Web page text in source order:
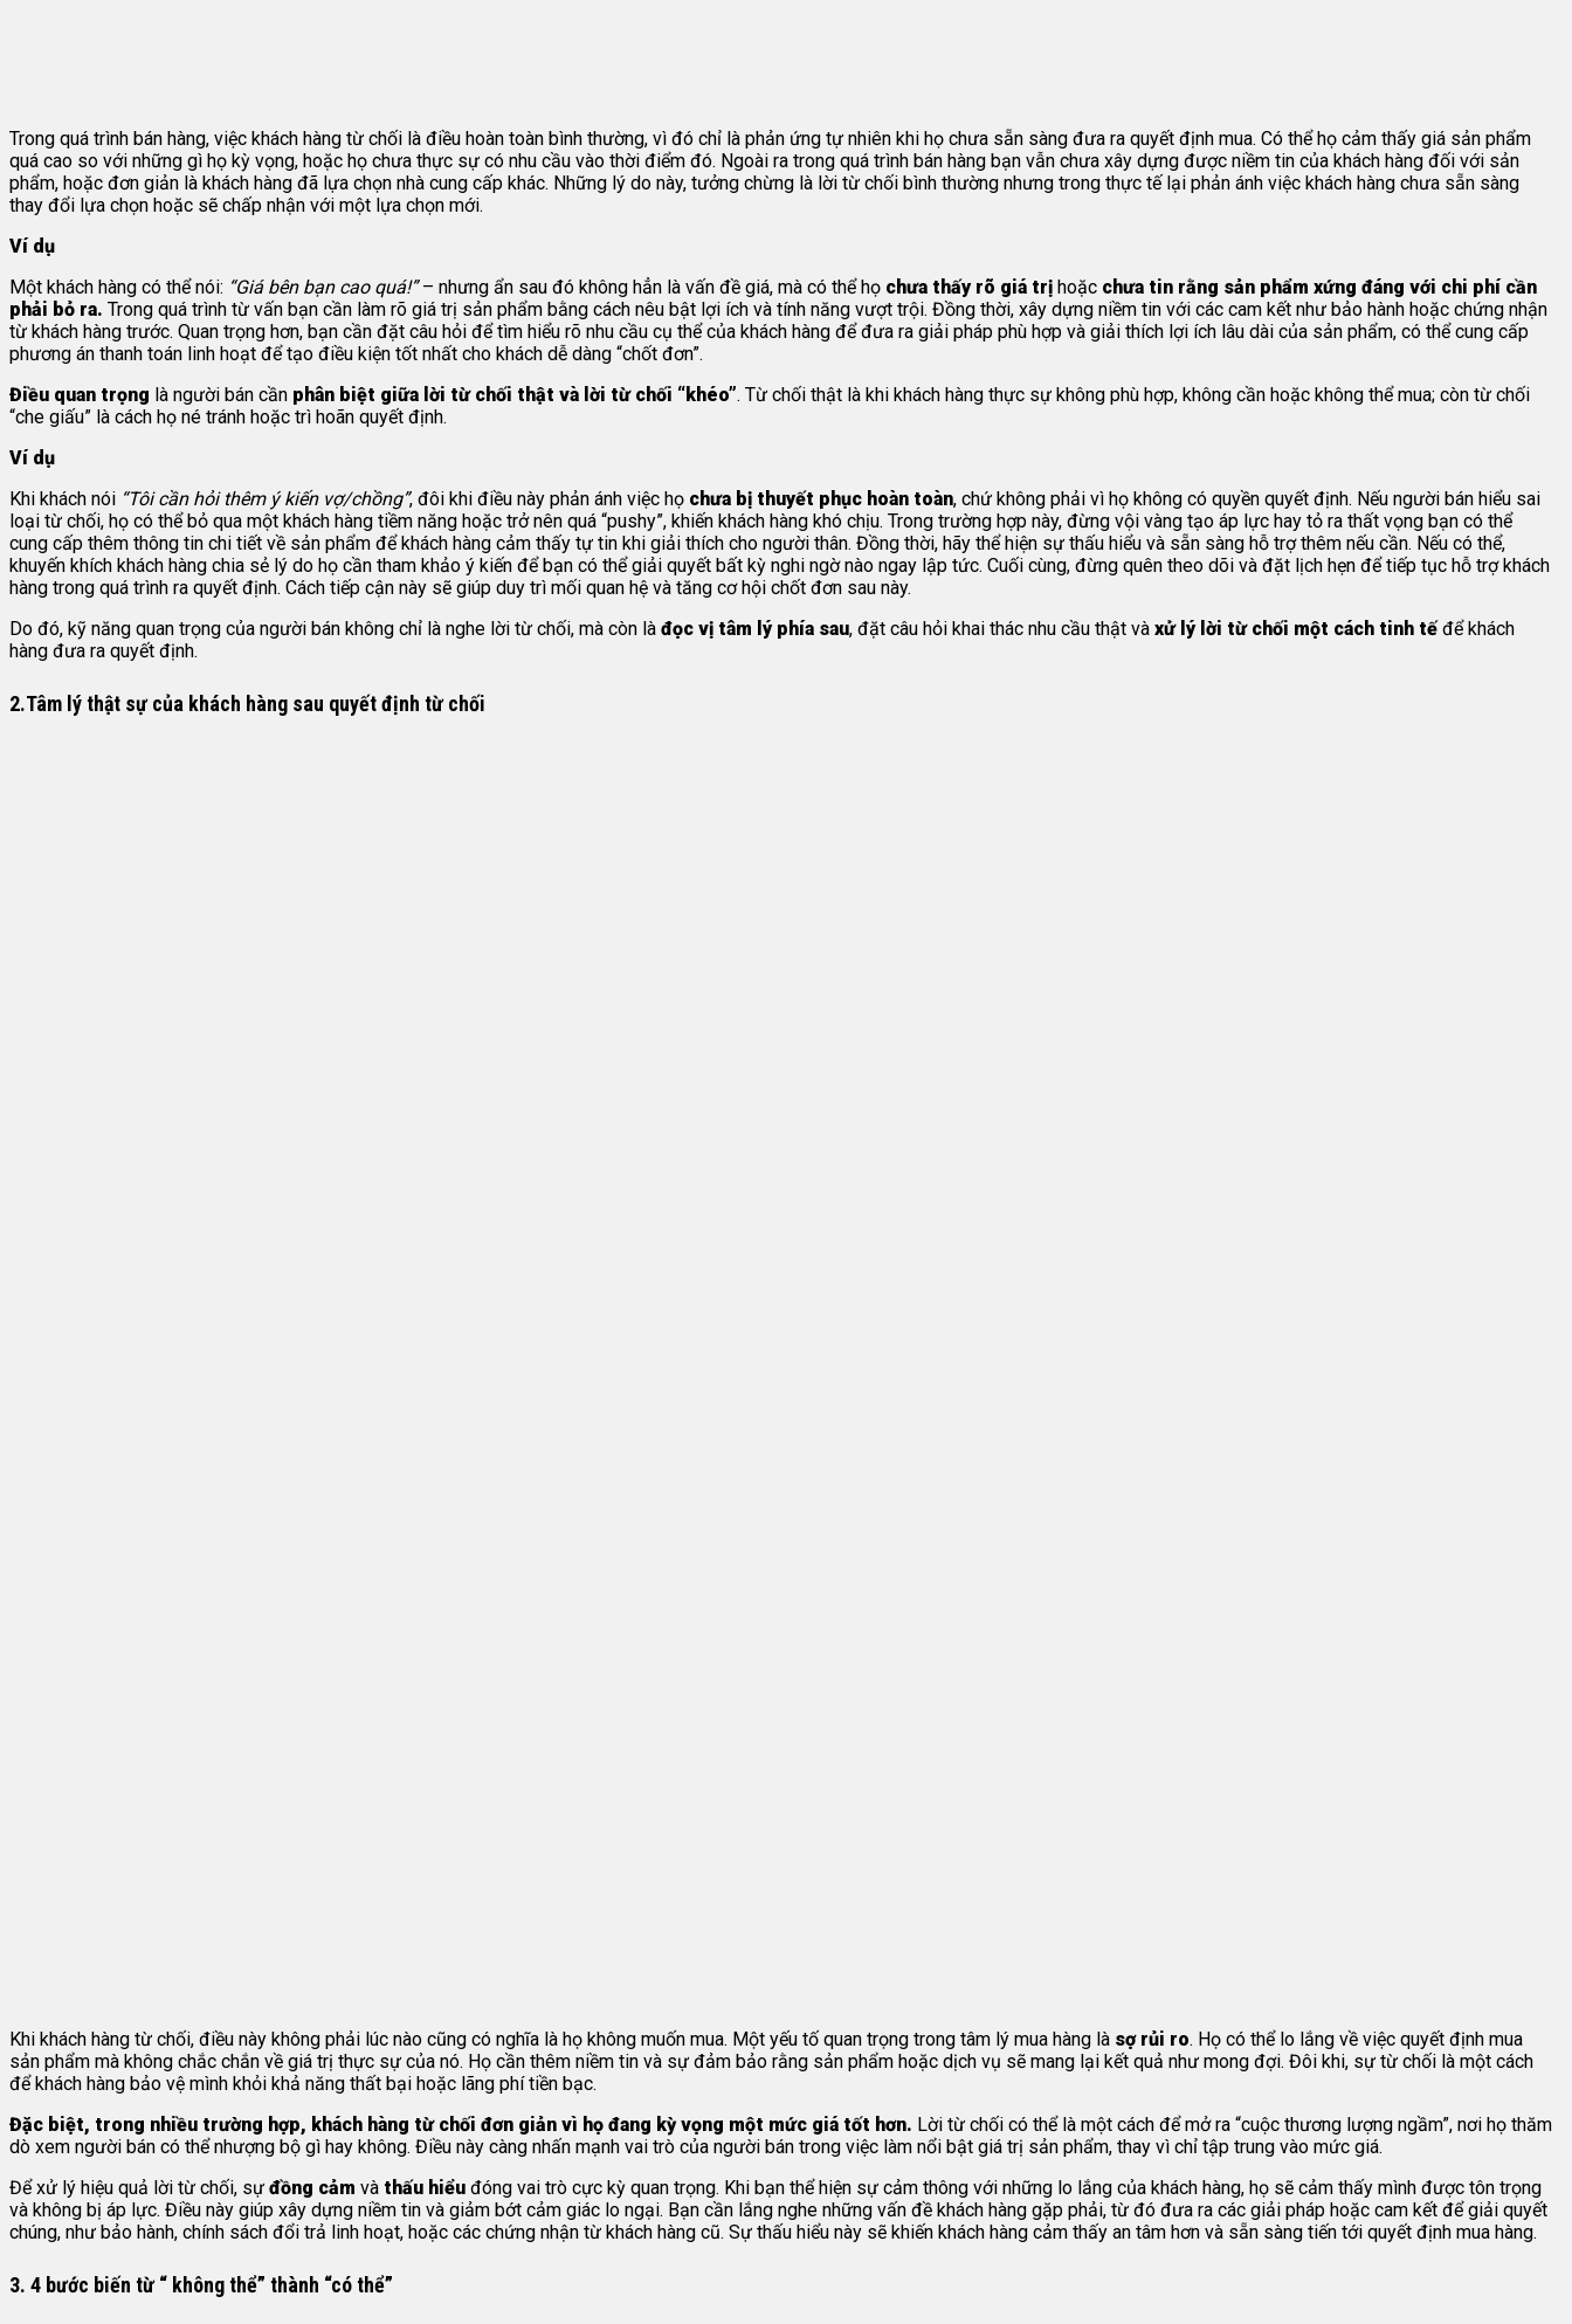
Trong quá trình bán hàng, việc khách hàng từ chối là điều hoàn toàn bình thường, vì đó chỉ là phản ứng tự nhiên khi họ chưa sẵn sàng đưa ra quyết định mua. Có thể họ cảm thấy giá sản phẩm
quá cao so với những gì họ kỳ vọng, hoặc họ chưa thực sự có nhu cầu vào thời điểm đó. Ngoài ra trong quá trình bán hàng bạn vẫn chưa xây dựng được niềm tin của khách hàng đối với sản
phẩm, hoặc đơn giản là khách hàng đã lựa chọn nhà cung cấp khác. Những lý do này, tưởng chừng là lời từ chối bình thường nhưng trong thực tế lại phản ánh việc khách hàng chưa sẵn sàng
thay đổi lựa chọn hoặc sẽ chấp nhận với một lựa chọn mới.
Ví dụ
Một khách hàng có thể nói: “Giá bên bạn cao quá!”– nhưng ẩn sau đó không hẳn là vấn đề giá, mà có thể họ chưa thấy rõ giá trị hoặc chưa tin rằng sản phẩm xứng đáng với chi phí cần
phải bỏ ra. Trong quá trình từ vấn bạn cần làm rõ giá trị sản phẩm bằng cách nêu bật lợi ích và tính năng vượt trội. Đồng thời, xây dựng niềm tin với các cam kết như bảo hành hoặc chứng nhận
từ khách hàng trước. Quan trọng hơn, bạn cần đặt câu hỏi để tìm hiểu rõ nhu cầu cụ thể của khách hàng để đưa ra giải pháp phù hợp và giải thích lợi ích lâu dài của sản phẩm, có thể cung cấp
phương án thanh toán linh hoạt để tạo điều kiện tốt nhất cho khách dễ dàng “chốt đơn”.
Điều quan trọng là người bán cần phân biệt giữa lời từ chối thật và lời từ chối “khéo”. Từ chối thật là khi khách hàng thực sự không phù hợp, không cần hoặc không thể mua; còn từ chối
“che giấu” là cách họ né tránh hoặc trì hoãn quyết định.
Ví dụ
Khi khách nói “Tôi cần hỏi thêm ý kiến vợ/chồng”, đôi khi điều này phản ánh việc họ chưa bị thuyết phục hoàn toàn, chứ không phải vì họ không có quyền quyết định. Nếu người bán hiểu sai
loại từ chối, họ có thể bỏ qua một khách hàng tiềm năng hoặc trở nên quá “pushy”, khiến khách hàng khó chịu. Trong trường hợp này, đừng vội vàng tạo áp lực hay tỏ ra thất vọng bạn có thể
cung cấp thêm thông tin chi tiết về sản phẩm để khách hàng cảm thấy tự tin khi giải thích cho người thân. Đồng thời, hãy thể hiện sự thấu hiểu và sẵn sàng hỗ trợ thêm nếu cần. Nếu có thể,
khuyến khích khách hàng chia sẻ lý do họ cần tham khảo ý kiến để bạn có thể giải quyết bất kỳ nghi ngờ nào ngay lập tức. Cuối cùng, đừng quên theo dõi và đặt lịch hẹn để tiếp tục hỗ trợ khách
hàng trong quá trình ra quyết định. Cách tiếp cận này sẽ giúp duy trì mối quan hệ và tăng cơ hội chốt đơn sau này.
Do đó, kỹ năng quan trọng của người bán không chỉ là nghe lời từ chối, mà còn là đọc vị tâm lý phía sau, đặt câu hỏi khai thác nhu cầu thật và xử lý lời từ chối một cách tinh tế để khách
hàng đưa ra quyết định.
2.Tâm lý thật sự của khách hàng sau quyết định từ chối
Khi khách hàng từ chối, điều này không phải lúc nào cũng có nghĩa là họ không muốn mua. Một yếu tố quan trọng trong tâm lý mua hàng là sợ rủi ro. Họ có thể lo lắng về việc quyết định mua
sản phẩm mà không chắc chắn về giá trị thực sự của nó. Họ cần thêm niềm tin và sự đảm bảo rằng sản phẩm hoặc dịch vụ sẽ mang lại kết quả như mong đợi. Đôi khi, sự từ chối là một cách
để khách hàng bảo vệ mình khỏi khả năng thất bại hoặc lãng phí tiền bạc.
Đặc biệt, trong nhiều trường hợp, khách hàng từ chối đơn giản vì họ đang kỳ vọng một mức giá tốt hơn. Lời từ chối có thể là một cách để mở ra “cuộc thương lượng ngầm”, nơi họ thăm
dò xem người bán có thể nhượng bộ gì hay không. Điều này càng nhấn mạnh vai trò của người bán trong việc làm nổi bật giá trị sản phẩm, thay vì chỉ tập trung vào mức giá.
Để xử lý hiệu quả lời từ chối, sự đồng cảm và thấu hiểu đóng vai trò cực kỳ quan trọng. Khi bạn thể hiện sự cảm thông với những lo lắng của khách hàng, họ sẽ cảm thấy mình được tôn trọng
và không bị áp lực. Điều này giúp xây dựng niềm tin và giảm bớt cảm giác lo ngại. Bạn cần lắng nghe những vấn đề khách hàng gặp phải, từ đó đưa ra các giải pháp hoặc cam kết để giải quyết
chúng, như bảo hành, chính sách đổi trả linh hoạt, hoặc các chứng nhận từ khách hàng cũ. Sự thấu hiểu này sẽ khiến khách hàng cảm thấy an tâm hơn và sẵn sàng tiến tới quyết định mua hàng.
3. 4 bước biến từ “ không thể” thành “có thể”